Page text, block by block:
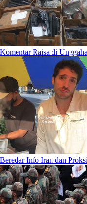
Komentar Raisa di
Beredar Info Iran dan